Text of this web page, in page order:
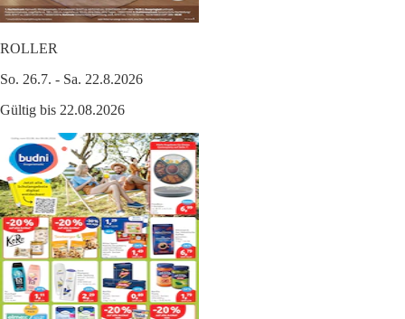
ROLLER
So. 26.7. - Sa. 22.8.2026
Gültig bis 22.08.2026